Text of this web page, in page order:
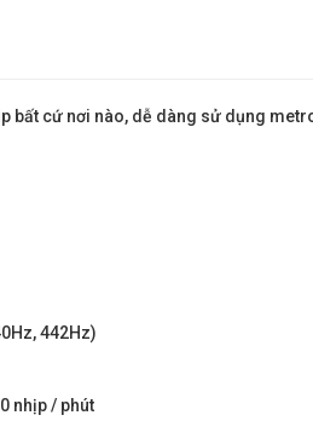
bất cứ nơi nào, dễ dàng sử dụng
442Hz)
nhịp / phút